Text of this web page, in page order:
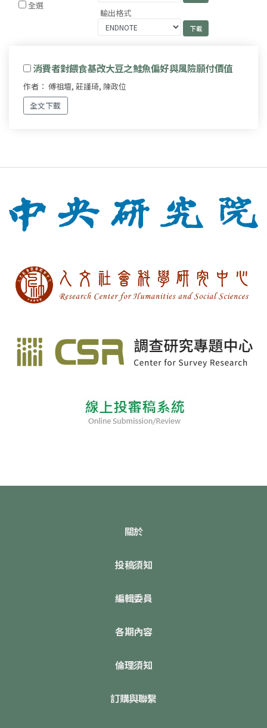
全選
輸出格式
消費者對餵食基改大豆之鮭魚偏好與風險願付價值
作者： 傅祖壇, 莊謹琦, 陳政位
全文下載
關於
投稿須知
編輯委員
各期內容
倫理須知
訂購與聯繫